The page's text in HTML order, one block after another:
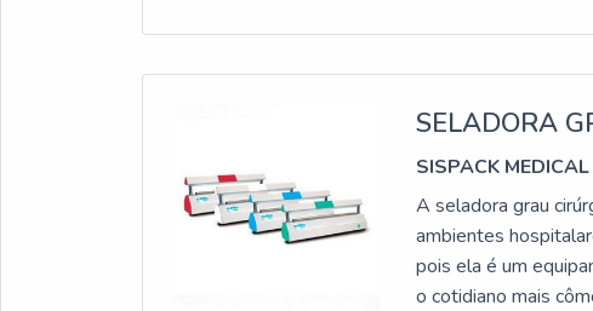
SELADORA
SISPACK MEDICAL
A seladora grau
ambientes
pois ela é um
o cotidiano mais